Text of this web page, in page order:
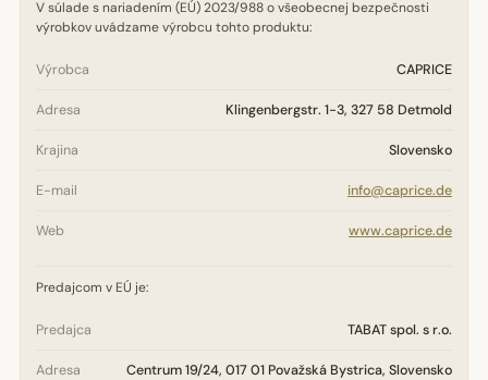
V súlade s nariadením (EÚ) 2023/988 o všeobecnej bezpečnosti
výrobkov uvádzame výrobcu tohto produktu:
Výrobca CAPRICE
Adresa Klingenbergstr. 1-3, 327 58 Detmold
Krajina Slovensko
E-mail info@caprice.de
Web www.caprice.de
Predajcom v EÚ je:
Predajca TABAT spol. s r.o.
Adresa Centrum 19/24, 017 01 Považská Bystrica, Slovensko